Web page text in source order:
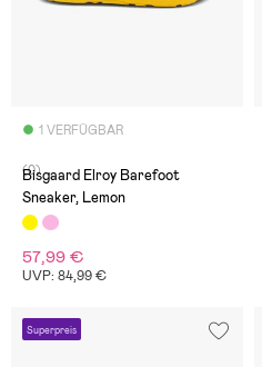
1 VERFÜGBAR
(0)
Bisgaard Elroy Barefoot
Sneaker, Lemon
57,99 €
UVP: 84,99 €
Superpreis